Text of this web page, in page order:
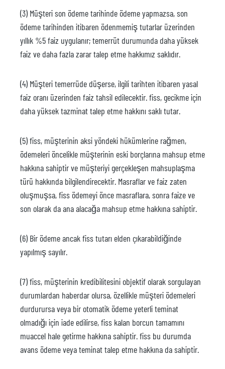
(3) Müşteri son ödeme tarihinde ödeme yapmazsa, son
ödeme tarihinden itibaren ödenmemiş tutarlar üzerinden
yıllık %5 faiz uygulanır; temerrüt durumunda daha yüksek
faiz ve daha fazla zarar talep etme hakkımız saklıdır.
(4) Müşteri temerrüde düşerse, ilgili tarihten itibaren yasal
faiz oranı üzerinden faiz tahsil edilecektir. fiss, gecikme için
daha yüksek tazminat talep etme hakkını saklı tutar.
(5) fiss, müşterinin aksi yöndeki hükümlerine rağmen,
ödemeleri öncelikle müşterinin eski borçlarına mahsup etme
hakkına sahiptir ve müşteriyi gerçekleşen mahsuplaşma
türü hakkında bilgilendirecektir. Masraflar ve faiz zaten
oluşmuşsa, fiss ödemeyi önce masraflara, sonra faize ve
son olarak da ana alacağa mahsup etme hakkına sahiptir.
(6) Bir ödeme ancak fiss tutarı elden çıkarabildiğinde
yapılmış sayılır.
(7) fiss, müşterinin kredibilitesini objektif olarak sorgulayan
durumlardan haberdar olursa, özellikle müşteri ödemeleri
durdurursa veya bir otomatik ödeme yeterli teminat
olmadığı için iade edilirse, fiss kalan borcun tamamını
muaccel hale getirme hakkına sahiptir. fiss bu durumda
avans ödeme veya teminat talep etme hakkına da sahiptir.